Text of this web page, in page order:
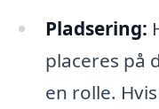
Pladsering:
placeres på
en rolle.